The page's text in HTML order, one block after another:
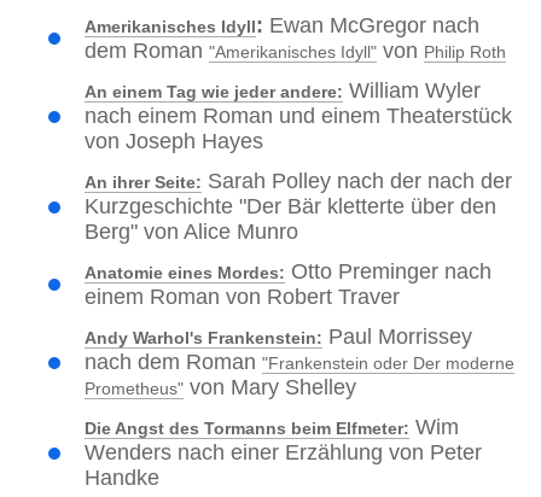
Amerikanisches Idyll: Ewan McGregor nach
dem Roman "Amerikanisches Idyll" von Philip Roth
An einem Tag wie jeder andere: William Wyler
nach einem Roman und einem Theaterstück
von Joseph Hayes
An ihrer Seite: Sarah Polley nach der nach der
Kurzgeschichte "Der Bär kletterte über den
Berg" von Alice Munro
Anatomie eines Mordes: Otto Preminger nach
einem Roman von Robert Traver
Andy Warhol's Frankenstein: Paul Morrissey
nach dem Roman "Frankenstein oder Der moderne
Prometheus" von Mary Shelley
Die Angst des Tormanns beim Elfmeter: Wim
Wenders nach einer Erzählung von Peter
Handke